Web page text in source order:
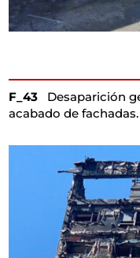
F_43
Desaparición
acabado de fachadas.